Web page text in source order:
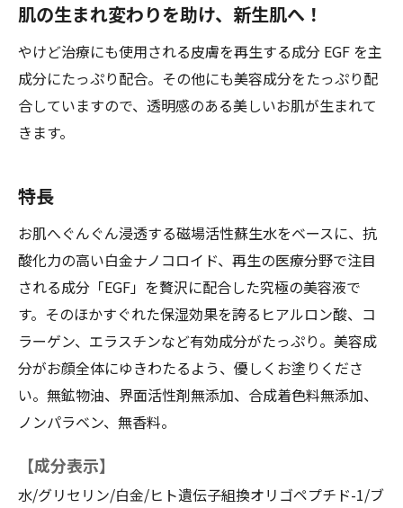
肌の生まれ変わりを助け、新生肌へ！
やけど治療にも使用される皮膚を再生する成分 EGF を主
成分にたっぷり配合。その他にも美容成分をたっぷり配
合していますので、透明感のある美しいお肌が生まれて
きます。
特長
お肌へぐんぐん浸透する磁場活性蘇生水をベースに、抗
酸化力の高い白金ナノコロイド、再生の医療分野で注目
される成分「EGF」を贅沢に配合した究極の美容液で
す。そのほかすぐれた保湿効果を誇るヒアルロン酸、コ
ラーゲン、エラスチンなど有効成分がたっぷり。美容成
分がお顔全体にゆきわたるよう、優しくお塗りくださ
い。無鉱物油、界面活性剤無添加、合成着色料無添加、
ノンパラベン、無香料。
【成分表示】
水/グリセリン/白金/ヒト遺伝子組換オリゴペプチド-1/ブ